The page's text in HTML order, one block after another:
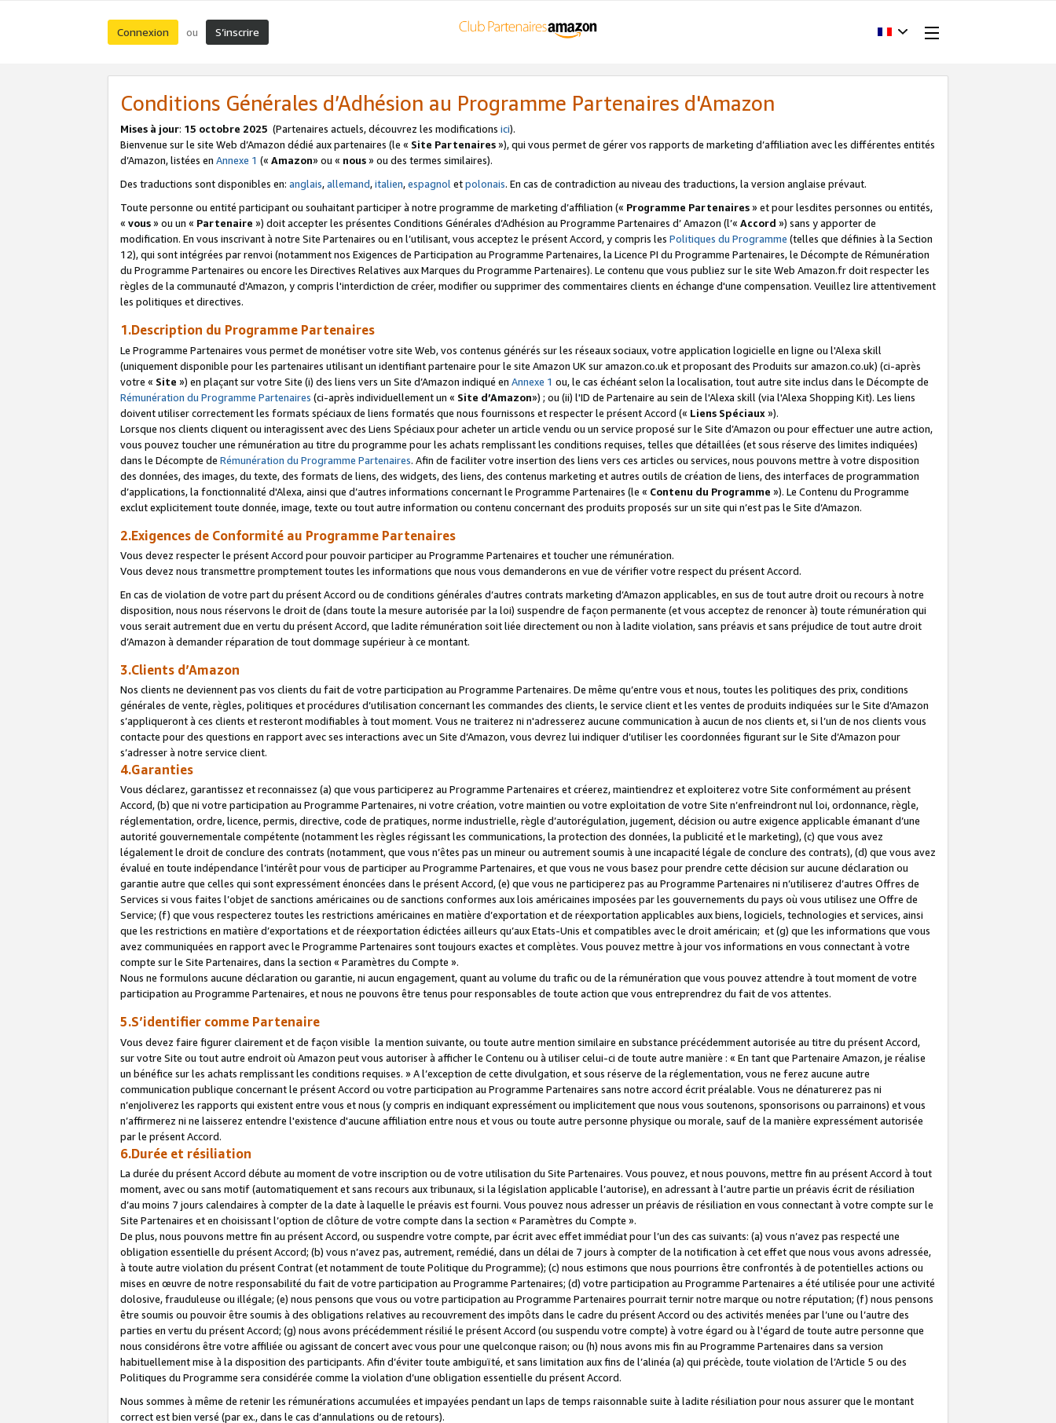
Connexion ou S’inscrire
Conditions Générales d’Adhésion au Programme Partenaires d'Amazon
Mises à jour: 15 octobre 2025 (Partenaires actuels, découvrez les modifications ici).
Bienvenue sur le site Web d’Amazon dédié aux partenaires (le « Site Partenaires»), qui vous permet de gérer vos rapports de marketing d’affiliation avec les différentes entités
d’Amazon, listées en Annexe 1 (« Amazon» ou « nous» ou des termes similaires).
Des traductions sont disponibles en: anglais,allemand,italien,espagnoletpolonais. En cas de contradiction au niveau des traductions, la version anglaise prévaut.
Toute personne ou entité participant ou souhaitant participer à notre programme de marketing d’affiliation (« Programme Partenaires» et pour lesdites personnes ou entités,
« vous» ou un « Partenaire ») doit accepter les présentes Conditions Générales d’Adhésion au Programme Partenaires d’ Amazon (l’« Accord ») sans y apporter de
modification. En vous inscrivant à notre Site Partenaires ou en l’utilisant, vous acceptez le présent Accord, y compris les Politiques du Programme (telles que définies à la Section
12), qui sont intégrées par renvoi (notamment nos Exigences de Participation au Programme Partenaires, la Licence PI du Programme Partenaires, le Décompte de Rémunération
du Programme Partenaires ou encore les Directives Relatives aux Marques du Programme Partenaires). Le contenu que vous publiez sur le site Web Amazon.fr doit respecter les
règles de la communauté d'Amazon, y compris l'interdiction de créer, modifier ou supprimer des commentaires clients en échange d'une compensation. Veuillez lire attentivement
les politiques et directives.
1.Description du Programme Partenaires
Le Programme Partenaires vous permet de monétiser votre site Web, vos contenus générés sur les réseaux sociaux, votre application logicielle en ligne ou l'Alexa skill
(uniquement disponible pour les partenaires utilisant un identifiant partenaire pour le site Amazon UK sur amazon.co.uk et proposant des Produits sur amazon.co.uk) (ci-après
votre « Site ») en plaçant sur votre Site (i) des liens vers un Site d’Amazon indiqué en Annexe 1 ou, le cas échéant selon la localisation, tout autre site inclus dans le Décompte de
Rémunération du Programme Partenaires (ci-après individuellement un « Site d’Amazon») ; ou (ii) l'ID de Partenaire au sein de l'Alexa skill (via l'Alexa Shopping Kit). Les liens
doivent utiliser correctement les formats spéciaux de liens formatés que nous fournissons et respecter le présent Accord (« Liens Spéciaux»).
Lorsque nos clients cliquent ou interagissent avec des Liens Spéciaux pour acheter un article vendu ou un service proposé sur le Site d’Amazon ou pour effectuer une autre action,
vous pouvez toucher une rémunération au titre du programme pour les achats remplissant les conditions requises, telles que détaillées (et sous réserve des limites indiquées)
dans le Décompte de Rémunération du Programme Partenaires. Afin de faciliter votre insertion des liens vers ces articles ou services, nous pouvons mettre à votre disposition
des données, des images, du texte, des formats de liens, des widgets, des liens, des contenus marketing et autres outils de création de liens, des interfaces de programmation
d’applications, la fonctionnalité d'Alexa, ainsi que d’autres informations concernant le Programme Partenaires (le « Contenu du Programme »). Le Contenu du Programme
exclut explicitement toute donnée, image, texte ou tout autre information ou contenu concernant des produits proposés sur un site qui n’est pas le Site d’Amazon.
2.Exigences de Conformité au Programme Partenaires
Vous devez respecter le présent Accord pour pouvoir participer au Programme Partenaires et toucher une rémunération.
Vous devez nous transmettre promptement toutes les informations que nous vous demanderons en vue de vérifier votre respect du présent Accord.
En cas de violation de votre part du présent Accord ou de conditions générales d’autres contrats marketing d’Amazon applicables, en sus de tout autre droit ou recours à notre
disposition, nous nous réservons le droit de (dans toute la mesure autorisée par la loi) suspendre de façon permanente (et vous acceptez de renoncer à) toute rémunération qui
vous serait autrement due en vertu du présent Accord, que ladite rémunération soit liée directement ou non à ladite violation, sans préavis et sans préjudice de tout autre droit
d’Amazon à demander réparation de tout dommage supérieur à ce montant.
3.Clients d’Amazon
Nos clients ne deviennent pas vos clients du fait de votre participation au Programme Partenaires. De même qu’entre vous et nous, toutes les politiques des prix, conditions
générales de vente, règles, politiques et procédures d’utilisation concernant les commandes des clients, le service client et les ventes de produits indiquées sur le Site d’Amazon
s’appliqueront à ces clients et resteront modifiables à tout moment. Vous ne traiterez ni n'adresserez aucune communication à aucun de nos clients et, si l’un de nos clients vous
contacte pour des questions en rapport avec ses interactions avec un Site d’Amazon, vous devrez lui indiquer d’utiliser les coordonnées figurant sur le Site d’Amazon pour
s’adresser à notre service client.
4.Garanties
Vous déclarez, garantissez et reconnaissez (a) que vous participerez au Programme Partenaires et créerez, maintiendrez et exploiterez votre Site conformément au présent
Accord, (b) que ni votre participation au Programme Partenaires, ni votre création, votre maintien ou votre exploitation de votre Site n’enfreindront nul loi, ordonnance, règle,
réglementation, ordre, licence, permis, directive, code de pratiques, norme industrielle, règle d’autorégulation, jugement, décision ou autre exigence applicable émanant d’une
autorité gouvernementale compétente (notamment les règles régissant les communications, la protection des données, la publicité et le marketing), (c) que vous avez
légalement le droit de conclure des contrats (notamment, que vous n’êtes pas un mineur ou autrement soumis à une incapacité légale de conclure des contrats), (d) que vous avez
évalué en toute indépendance l’intérêt pour vous de participer au Programme Partenaires, et que vous ne vous basez pour prendre cette décision sur aucune déclaration ou
garantie autre que celles qui sont expressément énoncées dans le présent Accord, (e) que vous ne participerez pas au Programme Partenaires ni n’utiliserez d’autres Offres de
Services si vous faites l’objet de sanctions américaines ou de sanctions conformes aux lois américaines imposées par les gouvernements du pays où vous utilisez une Offre de
Service; (f) que vous respecterez toutes les restrictions américaines en matière d’exportation et de réexportation applicables aux biens, logiciels, technologies et services, ainsi
que les restrictions en matière d’exportations et de réexportation édictées ailleurs qu’aux Etats-Unis et compatibles avec le droit américain; et (g) que les informations que vous
avez communiquées en rapport avec le Programme Partenaires sont toujours exactes et complètes. Vous pouvez mettre à jour vos informations en vous connectant à votre
compte sur le Site Partenaires, dans la section « Paramètres du Compte ».
Nous ne formulons aucune déclaration ou garantie, ni aucun engagement, quant au volume du trafic ou de la rémunération que vous pouvez attendre à tout moment de votre
participation au Programme Partenaires, et nous ne pouvons être tenus pour responsables de toute action que vous entreprendrez du fait de vos attentes.
5.S’identifier comme Partenaire
Vous devez faire figurer clairement et de façon visible la mention suivante, ou toute autre mention similaire en substance précédemment autorisée au titre du présent Accord,
sur votre Site ou tout autre endroit où Amazon peut vous autoriser à afficher le Contenu ou à utiliser celui-ci de toute autre manière : « En tant que Partenaire Amazon, je réalise
un bénéfice sur les achats remplissant les conditions requises. » A l’exception de cette divulgation, et sous réserve de la réglementation, vous ne ferez aucune autre
communication publique concernant le présent Accord ou votre participation au Programme Partenaires sans notre accord écrit préalable. Vous ne dénaturerez pas ni
n’enjoliverez les rapports qui existent entre vous et nous (y compris en indiquant expressément ou implicitement que nous vous soutenons, sponsorisons ou parrainons) et vous
n’affirmerez ni ne laisserez entendre l'existence d'aucune affiliation entre nous et vous ou toute autre personne physique ou morale, sauf de la manière expressément autorisée
par le présent Accord.
6.Durée et résiliation
La durée du présent Accord débute au moment de votre inscription ou de votre utilisation du Site Partenaires. Vous pouvez, et nous pouvons, mettre fin au présent Accord à tout
moment, avec ou sans motif (automatiquement et sans recours aux tribunaux, si la législation applicable l’autorise), en adressant à l’autre partie un préavis écrit de résiliation
d’au moins 7 jours calendaires à compter de la date à laquelle le préavis est fourni. Vous pouvez nous adresser un préavis de résiliation en vous connectant à votre compte sur le
Site Partenaires et en choisissant l’option de clôture de votre compte dans la section « Paramètres du Compte ».
De plus, nous pouvons mettre fin au présent Accord, ou suspendre votre compte, par écrit avec effet immédiat pour l’un des cas suivants: (a) vous n’avez pas respecté une
obligation essentielle du présent Accord; (b) vous n’avez pas, autrement, remédié, dans un délai de 7 jours à compter de la notification à cet effet que nous vous avons adressée,
à toute autre violation du présent Contrat (et notamment de toute Politique du Programme); (c) nous estimons que nous pourrions être confrontés à de potentielles actions ou
mises en œuvre de notre responsabilité du fait de votre participation au Programme Partenaires; (d) votre participation au Programme Partenaires a été utilisée pour une activité
dolosive, frauduleuse ou illégale; (e) nous pensons que vous ou votre participation au Programme Partenaires pourrait ternir notre marque ou notre réputation; (f) nous pensons
être soumis ou pouvoir être soumis à des obligations relatives au recouvrement des impôts dans le cadre du présent Accord ou des activités menées par l’une ou l’autre des
parties en vertu du présent Accord; (g) nous avons précédemment résilié le présent Accord (ou suspendu votre compte) à votre égard ou à l'égard de toute autre personne que
nous considérons être votre affiliée ou agissant de concert avec vous pour une quelconque raison; ou (h) nous avons mis fin au Programme Partenaires dans sa version
habituellement mise à la disposition des participants. Afin d’éviter toute ambiguïté, et sans limitation aux fins de l’alinéa (a) qui précède, toute violation de l’Article 5 ou des
Politiques du Programme sera considérée comme la violation d’une obligation essentielle du présent Accord.
Nous sommes à même de retenir les rémunérations accumulées et impayées pendant un laps de temps raisonnable suite à ladite résiliation pour nous assurer que le montant
correct est bien versé (par ex., dans le cas d’annulations ou de retours).